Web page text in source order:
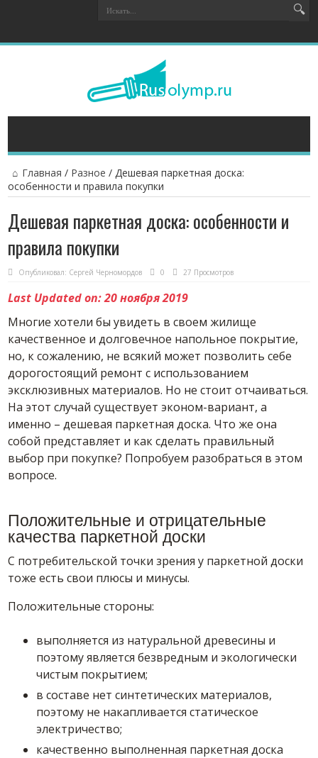
Главная / Разное /Дешевая паркетная доска:
особенности и правила покупки
Дешевая паркетная доска: особенности и
правила покупки
Опубликовал: Сергей Черномордов 0 27 Просмотров
Last Updated on: 20 ноября 2019
Многие хотели бы увидеть в своем жилище
качественное и долговечное напольное покрытие,
но, к сожалению, не всякий может позволить себе
дорогостоящий ремонт с использованием
эксклюзивных материалов. Но не стоит отчаиваться.
На этот случай существует эконом-вариант, а
именно – дешевая паркетная доска. Что же она
собой представляет и как сделать правильный
выбор при покупке? Попробуем разобраться в этом
вопросе.
Положительные и отрицательные
качества паркетной доски
С потребительской точки зрения у паркетной доски
тоже есть свои плюсы и минусы.
Положительные стороны:
выполняется из натуральной древесины и
поэтому является безвредным и экологически
чистым покрытием;
в составе нет синтетических материалов,
поэтому не накапливается статическое
электричество;
качественно выполненная паркетная доска